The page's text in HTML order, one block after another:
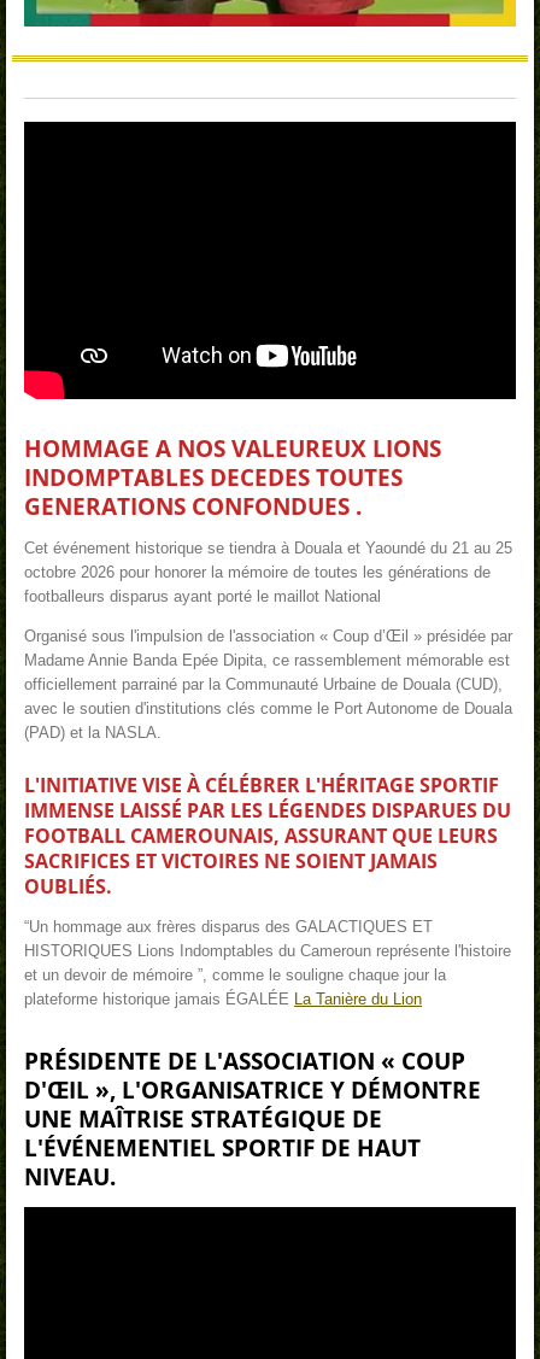
HOMMAGE A NOS VALEUREUX LIONS
INDOMPTABLES DECEDES TOUTES
GENERATIONS CONFONDUES .
Cet événement historique se tiendra à Douala et Yaoundé du 21 au 25
octobre 2026 pour honorer la mémoire de toutes les générations de
footballeurs disparus ayant porté le maillot National
Organisé sous l'impulsion de l'association « Coup d’Œil » présidée par
Madame Annie Banda Epée Dipita, ce rassemblement mémorable est
officiellement parrainé par la Communauté Urbaine de Douala (CUD),
avec le soutien d'institutions clés comme le Port Autonome de Douala
(PAD) et la NASLA.
L'INITIATIVE VISE À CÉLÉBRER L'HÉRITAGE SPORTIF
IMMENSE LAISSÉ PAR LES LÉGENDES DISPARUES DU
FOOTBALL CAMEROUNAIS, ASSURANT QUE LEURS
SACRIFICES ET VICTOIRES NE SOIENT JAMAIS
OUBLIÉS.
“Un hommage aux frères disparus des GALACTIQUES ET
HISTORIQUES Lions Indomptables du Cameroun représente l'histoire
et un devoir de mémoire ”, comme le souligne chaque jour la
plateforme historique jamais ÉGALÉE
La Tanière du Lion
PRÉSIDENTE DE L'ASSOCIATION « COUP
D'ŒIL », L'ORGANISATRICE Y DÉMONTRE
UNE MAÎTRISE STRATÉGIQUE DE
L'ÉVÉNEMENTIEL SPORTIF DE HAUT
NIVEAU.